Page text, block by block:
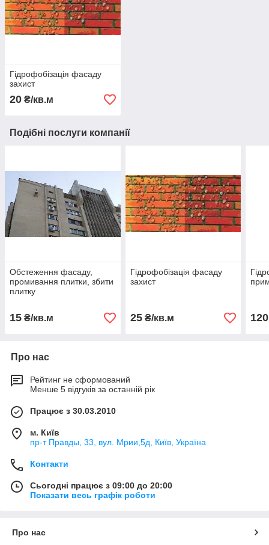
Гідрофобізація фасаду
захист
20 ₴/кв.м
Подібні послуги компанії
Обстеження фасаду,
промивання плитки, збити
плитку
15 ₴/кв.м
Гідрофобізація фасаду
захист
25₴/кв.м 120
Про нас
Рейтинг не сформований
Менше 5 відгуків за останній рік
Працює з 30.03.2010
м. Київ
пр-т Правды, 33, вул. Мрии,5д, Київ, Україна
Контакти
Сьогодні працює з 09:00 до 20:00
Показати весь графік роботи
Про нас